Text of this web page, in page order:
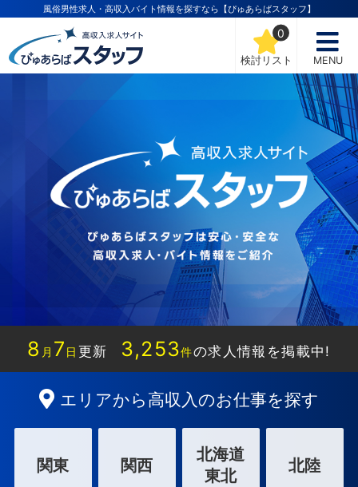
風俗男性求人・高収入バイト情報を探すなら【ぴゅあらばスタッフ】
検討リスト
0
MENU
8 月 7 日 更新 3,253件の求人情報を掲載中!
エリアから高収入のお仕事を探す
関東 関西
北海道
東北
北陸